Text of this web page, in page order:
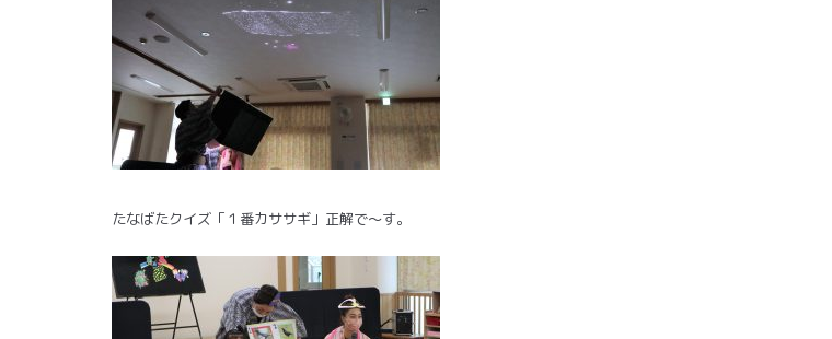
たなばたクイズ「１番カササギ」正解で～す。